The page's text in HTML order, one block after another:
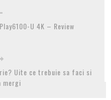
U 4K – Review
Uite ce trebuie sa faci si
mergi